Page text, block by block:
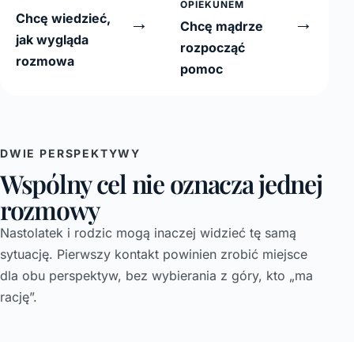
Chcę wiedzieć,
jak wygląda
rozmowa
→
OPIEKUNEM
Chcę mądrze
rozpocząć
pomoc
→
DWIE PERSPEKTYWY
Wspólny cel nie oznacza jednej
rozmowy
Nastolatek i rodzic mogą inaczej widzieć tę samą
sytuację. Pierwszy kontakt powinien zrobić miejsce
dla obu perspektyw, bez wybierania z góry, kto „ma
rację”.